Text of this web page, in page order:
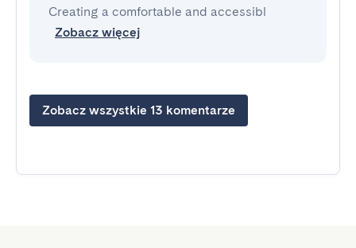
Creating a comfortable and accessibl
Zobacz więcej
Zobacz wszystkie 13 komentarze